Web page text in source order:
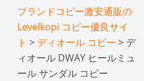
ブランドコピー激安通販の
Levelkopi コピー優良サイ
ト > ディオール コピー > デ
ィオール DWAY ヒールミュ
ール サンダル コピー